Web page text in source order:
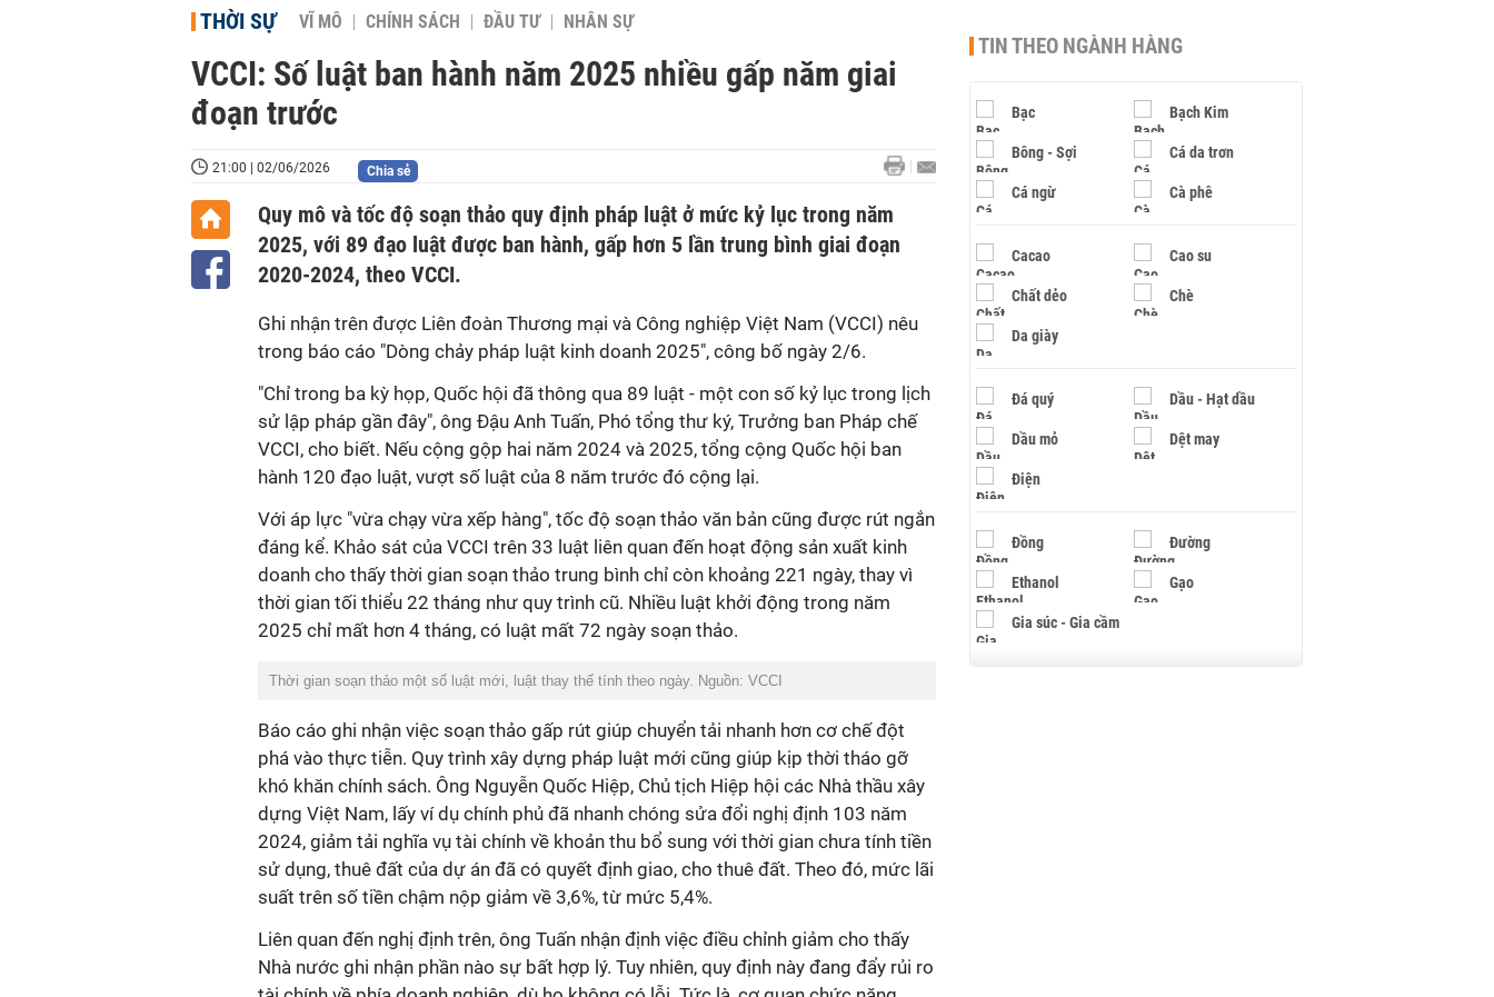
THỜI SỰ VĨ MÔ CHÍNH SÁCH ĐẦU TƯ NHÂN SỰ
VCCI: Số luật ban hành năm 2025 nhiều gấp năm giai
đoạn trước
21:00 | 02/06/2026 Chia sẻ
Quy mô và tốc độ soạn thảo quy định pháp luật ở mức kỷ lục trong năm
2025, với 89 đạo luật được ban hành, gấp hơn 5 lần trung bình giai đoạn
2020-2024, theo VCCI.
Ghi nhận trên được Liên đoàn Thương mại và Công nghiệp Việt Nam (VCCI) nêu
trong báo cáo "Dòng chảy pháp luật kinh doanh 2025", công bố ngày 2/6.
"Chỉ trong ba kỳ họp, Quốc hội đã thông qua 89 luật - một con số kỷ lục trong lịch
sử lập pháp gần đây", ông Đậu Anh Tuấn, Phó tổng thư ký, Trưởng ban Pháp chế
VCCI, cho biết. Nếu cộng gộp hai năm 2024 và 2025, tổng cộng Quốc hội ban
hành 120 đạo luật, vượt số luật của 8 năm trước đó cộng lại.
Với áp lực "vừa chạy vừa xếp hàng", tốc độ soạn thảo văn bản cũng được rút ngắn
đáng kể. Khảo sát của VCCI trên 33 luật liên quan đến hoạt động sản xuất kinh
doanh cho thấy thời gian soạn thảo trung bình chỉ còn khoảng 221 ngày, thay vì
thời gian tối thiểu 22 tháng như quy trình cũ. Nhiều luật khởi động trong năm
2025 chỉ mất hơn 4 tháng, có luật mất 72 ngày soạn thảo.
Thời gian soạn thảo một số luật mới, luật thay thế tính theo ngày. Nguồn: VCCI
Báo cáo ghi nhận việc soạn thảo gấp rút giúp chuyển tải nhanh hơn cơ chế đột
phá vào thực tiễn. Quy trình xây dựng pháp luật mới cũng giúp kịp thời tháo gỡ
khó khăn chính sách. Ông Nguyễn Quốc Hiệp, Chủ tịch Hiệp hội các Nhà thầu xây
dựng Việt Nam, lấy ví dụ chính phủ đã nhanh chóng sửa đổi nghị định 103 năm
2024, giảm tải nghĩa vụ tài chính về khoản thu bổ sung với thời gian chưa tính tiền
sử dụng, thuê đất của dự án đã có quyết định giao, cho thuê đất. Theo đó, mức lãi
suất trên số tiền chậm nộp giảm về 3,6%, từ mức 5,4%.
Liên quan đến nghị định trên, ông Tuấn nhận định việc điều chỉnh giảm cho thấy
Nhà nước ghi nhận phần nào sự bất hợp lý. Tuy nhiên, quy định này đang đẩy rủi ro
TIN THEO NGÀNH HÀNG
Bạc Bạch Kim
Bông - Sợi Cá da trơn
Cá ngừ Cà phê
Cacao Cao su
Chất dẻo Chè
Da giày
Đá quý Dầu - Hạt dầu
Dầu mỏ Dệt may
Điện
Đồng Đường
Ethanol Gạo
Gia súc - Gia cầm